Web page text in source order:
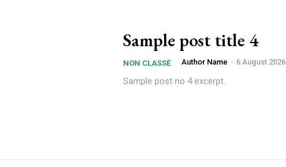
Sample post title 4
NON CLASSÉ Author Name - 6 August 2026
Sample post no 4 excerpt.